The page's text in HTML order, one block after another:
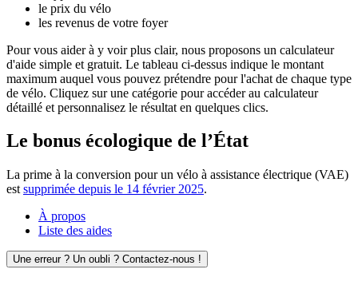
le prix du vélo
les revenus de votre foyer
Pour vous aider à y voir plus clair, nous proposons un calculateur
d'aide simple et gratuit. Le tableau ci-dessus indique le montant
maximum auquel vous pouvez prétendre pour l'achat de chaque type
de vélo. Cliquez sur une catégorie pour accéder au calculateur
détaillé et personnalisez le résultat en quelques clics.
Le bonus écologique de l’État
La prime à la conversion pour un vélo à assistance électrique (VAE)
est supprimée depuis le 14 février 2025.
À propos
Liste des aides
Une erreur ? Un oubli ? Contactez-nous !